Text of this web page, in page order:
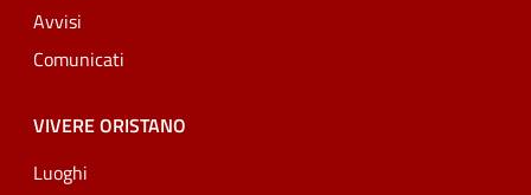
Avvisi
Comunicati
VIVERE ORISTANO
Luoghi